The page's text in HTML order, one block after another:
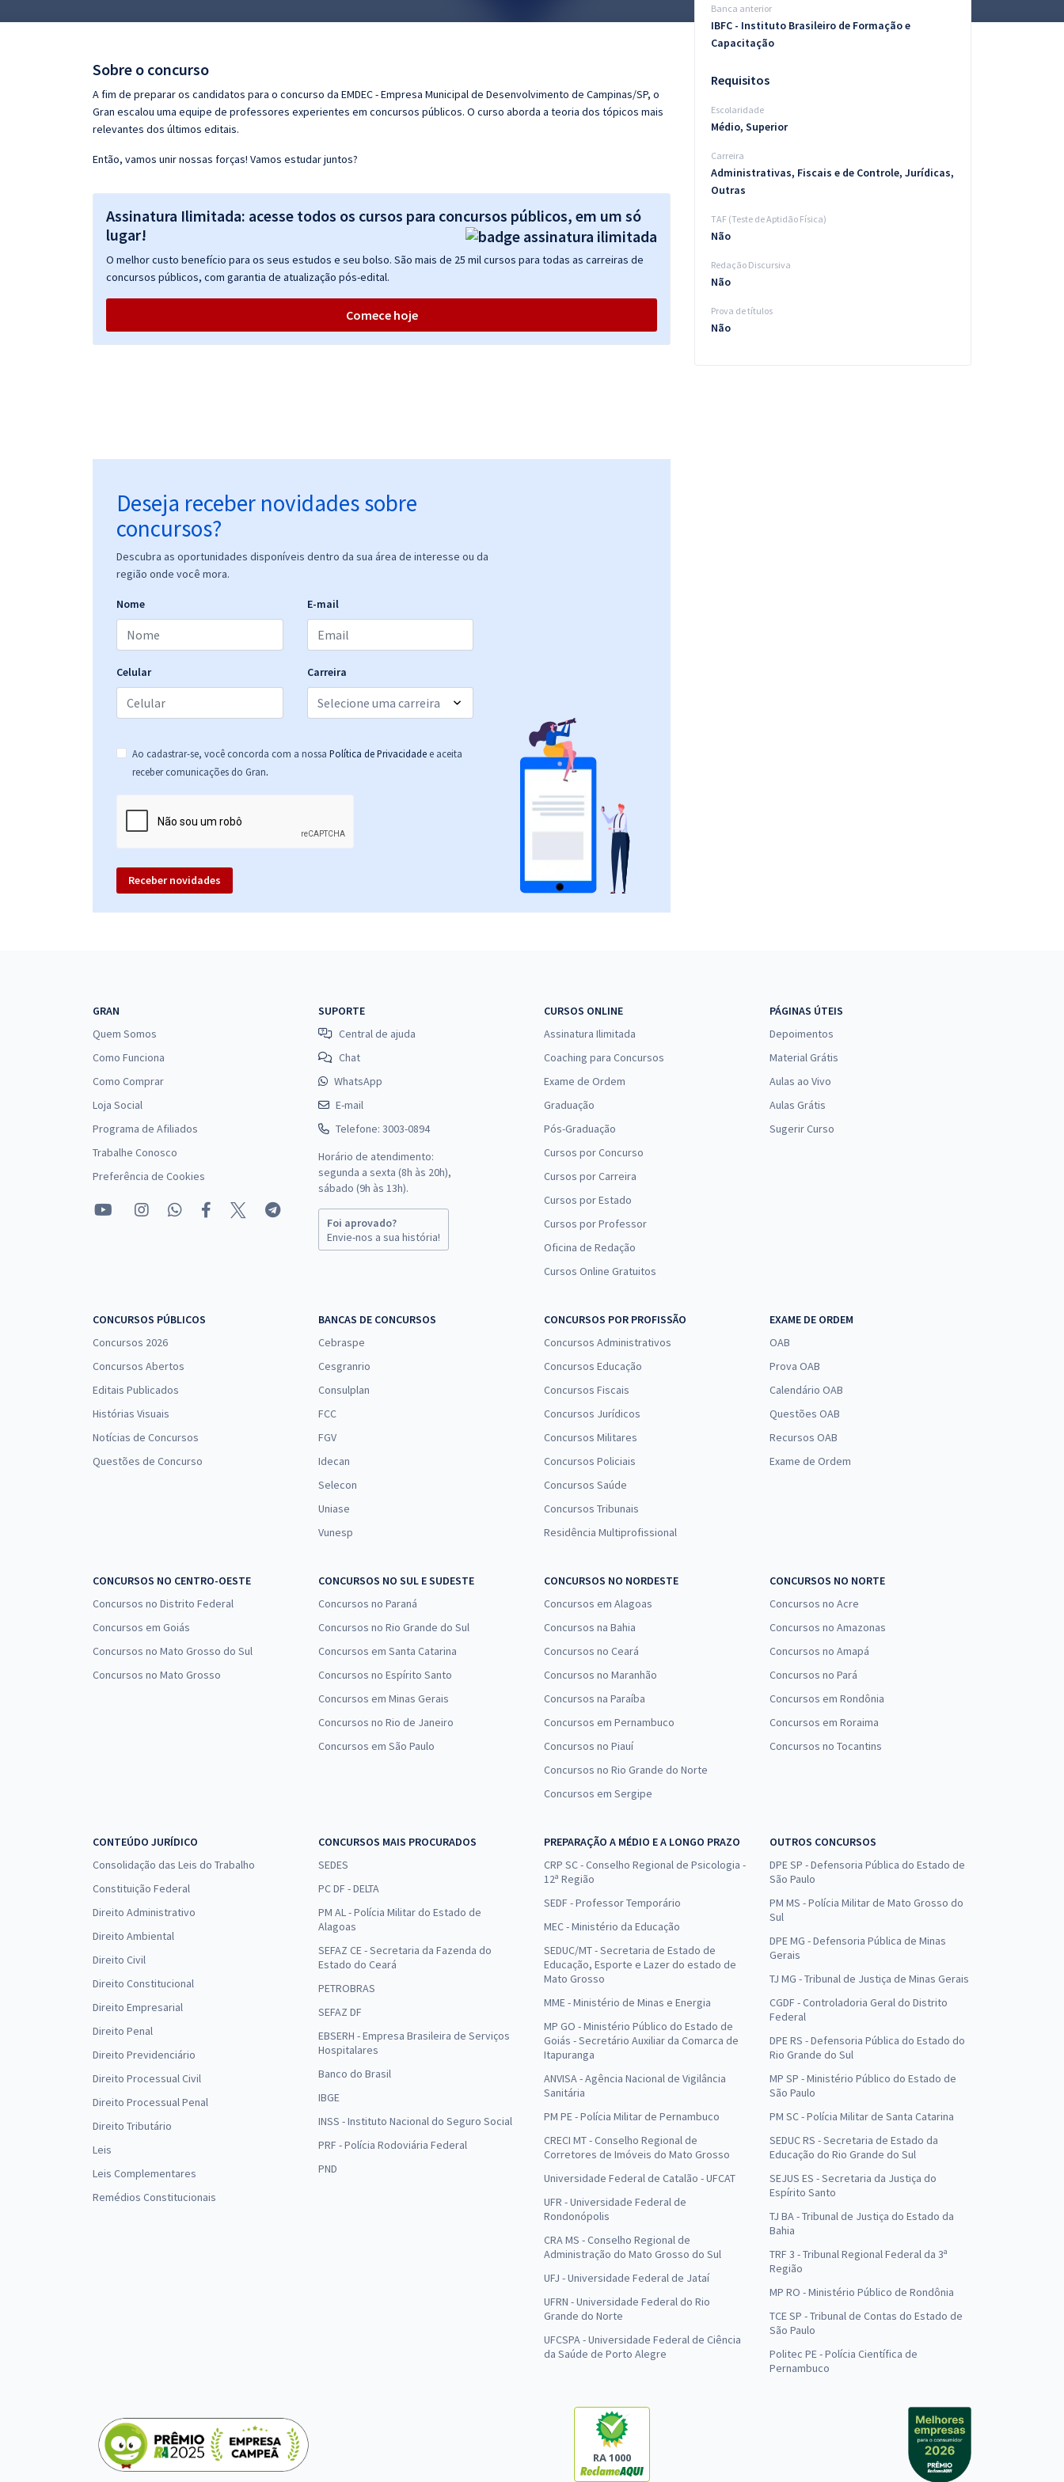
Questões grátis
Conteúdo gratuito
Sobre o concurso
A fim de preparar os candidatos para o concurso da EMDEC - Empresa Municipal de Desenvolvimento de Campinas/SP, o
Gran escalou uma equipe de professores experientes em concursos públicos. O curso aborda a teoria dos tópicos mais
relevantes dos últimos editais.
Então, vamos unir nossas forças! Vamos estudar juntos?
Assinatura Ilimitada: acesse todos os cursos para concursos públicos, em um só
lugar!
O melhor custo benefício para os seus estudos e seu bolso. São mais de 25 mil cursos para todas as carreiras de
concursos públicos, com garantia de atualização pós-edital.
Comece hoje
Deseja receber novidades sobre
concursos?
Descubra as oportunidades disponíveis dentro da sua área de interesse ou da
região onde você mora.
Nome E-mail
Celular Carreira
Ao cadastrar-se, você concorda com a nossa Política de Privacidade e aceita
receber comunicações do Gran.
Receber novidades
Banca anterior
IBFC - Instituto Brasileiro de Formação e
Capacitação
Requisitos
Escolaridade
Médio, Superior
Carreira
Administrativas, Fiscais e de Controle, Jurídicas,
Outras
TAF (Teste de Aptidão Física)
Não
Redação Discursiva
Não
Prova de títulos
Não
GRAN
Quem Somos
Como Funciona
Como Comprar
Loja Social
Programa de Afiliados
Trabalhe Conosco
Preferência de Cookies
SUPORTE
Central de ajuda
Chat
WhatsApp
E-mail
Telefone: 3003-0894
Horário de atendimento:
segunda a sexta (8h às 20h),
sábado (9h às 13h).
Foi aprovado?
Envie-nos a sua história!
CURSOS ONLINE
Assinatura Ilimitada
Coaching para Concursos
Exame de Ordem
Graduação
Pós-Graduação
Cursos por Concurso
Cursos por Carreira
Cursos por Estado
Cursos por Professor
Oficina de Redação
Cursos Online Gratuitos
PÁGINAS ÚTEIS
Depoimentos
Material Grátis
Aulas ao Vivo
Aulas Grátis
Sugerir Curso
CONCURSOS PÚBLICOS
Concursos 2026
Concursos Abertos
Editais Publicados
Histórias Visuais
Notícias de Concursos
Questões de Concurso
BANCAS DE CONCURSOS
Cebraspe
Cesgranrio
Consulplan
FCC
FGV
Idecan
Selecon
Uniase
Vunesp
CONCURSOS POR PROFISSÃO
Concursos Administrativos
Concursos Educação
Concursos Fiscais
Concursos Jurídicos
Concursos Militares
Concursos Policiais
Concursos Saúde
Concursos Tribunais
Residência Multiprofissional
EXAME DE ORDEM
OAB
Prova OAB
Calendário OAB
Questões OAB
Recursos OAB
Exame de Ordem
CONCURSOS NO CENTRO-OESTE
Concursos no Distrito Federal
Concursos em Goiás
Concursos no Mato Grosso do Sul
Concursos no Mato Grosso
CONCURSOS NO SUL E SUDESTE
Concursos no Paraná
Concursos no Rio Grande do Sul
Concursos em Santa Catarina
Concursos no Espírito Santo
Concursos em Minas Gerais
Concursos no Rio de Janeiro
Concursos em São Paulo
CONCURSOS NO NORDESTE
Concursos em Alagoas
Concursos na Bahia
Concursos no Ceará
Concursos no Maranhão
Concursos na Paraíba
Concursos em Pernambuco
Concursos no Piauí
Concursos no Rio Grande do Norte
Concursos em Sergipe
CONCURSOS NO NORTE
Concursos no Acre
Concursos no Amazonas
Concursos no Amapá
Concursos no Pará
Concursos em Rondônia
Concursos em Roraima
Concursos no Tocantins
CONTEÚDO JURÍDICO
Consolidação das Leis do Trabalho
Constituição Federal
Direito Administrativo
Direito Ambiental
Direito Civil
Direito Constitucional
Direito Empresarial
Direito Penal
Direito Previdenciário
Direito Processual Civil
Direito Processual Penal
Direito Tributário
Leis
Leis Complementares
Remédios Constitucionais
CONCURSOS MAIS PROCURADOS
SEDES
PC DF - DELTA
PM AL - Polícia Militar do Estado de
Alagoas
SEFAZ CE - Secretaria da Fazenda do
Estado do Ceará
PETROBRAS
SEFAZ DF
EBSERH - Empresa Brasileira de Serviços
Hospitalares
Banco do Brasil
IBGE
INSS - Instituto Nacional do Seguro Social
PRF - Polícia Rodoviária Federal
PND
PREPARAÇÃO A MÉDIO E A LONGO PRAZO
CRP SC - Conselho Regional de Psicologia -
12ª Região
SEDF - Professor Temporário
MEC - Ministério da Educação
SEDUC/MT - Secretaria de Estado de
Educação, Esporte e Lazer do estado de
Mato Grosso
MME - Ministério de Minas e Energia
MP GO - Ministério Público do Estado de
Goiás - Secretário Auxiliar da Comarca de
Itapuranga
ANVISA - Agência Nacional de Vigilância
Sanitária
PM PE - Polícia Militar de Pernambuco
CRECI MT - Conselho Regional de
Corretores de Imóveis do Mato Grosso
Universidade Federal de Catalão - UFCAT
UFR - Universidade Federal de
Rondonópolis
CRA MS - Conselho Regional de
Administração do Mato Grosso do Sul
UFJ - Universidade Federal de Jataí
UFRN - Universidade Federal do Rio
Grande do Norte
UFCSPA - Universidade Federal de Ciência
da Saúde de Porto Alegre
OUTROS CONCURSOS
DPE SP - Defensoria Pública do Estado de
São Paulo
PM MS - Polícia Militar de Mato Grosso do
Sul
DPE MG - Defensoria Pública de Minas
Gerais
TJ MG - Tribunal de Justiça de Minas Gerais
CGDF - Controladoria Geral do Distrito
Federal
DPE RS - Defensoria Pública do Estado do
Rio Grande do Sul
MP SP - Ministério Público do Estado de
São Paulo
PM SC - Polícia Militar de Santa Catarina
SEDUC RS - Secretaria de Estado da
Educação do Rio Grande do Sul
SEJUS ES - Secretaria da Justiça do
Espírito Santo
TJ BA - Tribunal de Justiça do Estado da
Bahia
TRF 3 - Tribunal Regional Federal da 3ª
Região
MP RO - Ministério Público de Rondônia
TCE SP - Tribunal de Contas do Estado de
São Paulo
Politec PE - Polícia Científica de
Pernambuco
RA 1000